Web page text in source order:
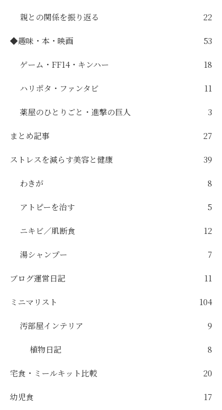
親との関係を振り返る 22
◆趣味・本・映画 53
ゲーム・FF14・キンハー 18
ハリポタ・ファンタビ 11
薬屋のひとりごと・進撃の巨人 3
まとめ記事 27
ストレスを減らす美容と健康 39
わきが 8
アトピーを治す 5
ニキビ／肌断食 12
湯シャンプー 7
ブログ運営日記 11
ミニマリスト 104
汚部屋インテリア 9
植物日記 8
宅食・ミールキット比較 20
幼児食 17